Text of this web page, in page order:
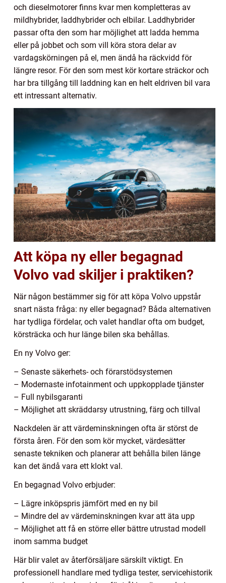
och dieselmotorer finns kvar men kompletteras av
mildhybrider, laddhybrider och elbilar. Laddhybrider
passar ofta den som har möjlighet att ladda hemma
eller på jobbet och som vill köra stora delar av
vardagskörningen på el, men ändå ha räckvidd för
längre resor. För den som mest kör kortare sträckor och
har bra tillgång till laddning kan en helt eldriven bil vara
ett intressant alternativ.
Att köpa ny eller begagnad
Volvo vad skiljer i praktiken?
När någon bestämmer sig för att köpa Volvo uppstår
snart nästa fråga: ny eller begagnad? Båda alternativen
har tydliga fördelar, och valet handlar ofta om budget,
körsträcka och hur länge bilen ska behållas.
En ny Volvo ger:
– Senaste säkerhets- och förarstödsystemen
– Modernaste infotainment och uppkopplade tjänster
– Full nybilsgaranti
– Möjlighet att skräddarsy utrustning, färg och tillval
Nackdelen är att värdeminskningen ofta är störst de
första åren. För den som kör mycket, värdesätter
senaste tekniken och planerar att behålla bilen länge
kan det ändå vara ett klokt val.
En begagnad Volvo erbjuder:
– Lägre inköpspris jämfört med en ny bil
– Mindre del av värdeminskningen kvar att äta upp
– Möjlighet att få en större eller bättre utrustad modell
inom samma budget
Här blir valet av återförsäljare särskilt viktigt. En
professionell handlare med tydliga tester, servicehistorik